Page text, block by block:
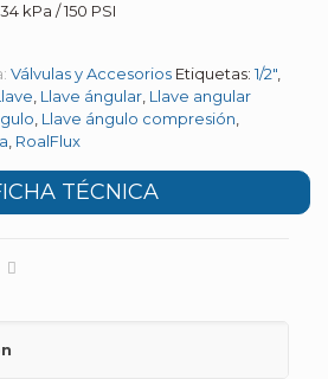
kPa / 150 PSI
Válvulas y Accesorios Etiquetas:1/2"
Llave ángular Llave angular
Llave ángulo compresión
RoalFlux
TÉCNICA